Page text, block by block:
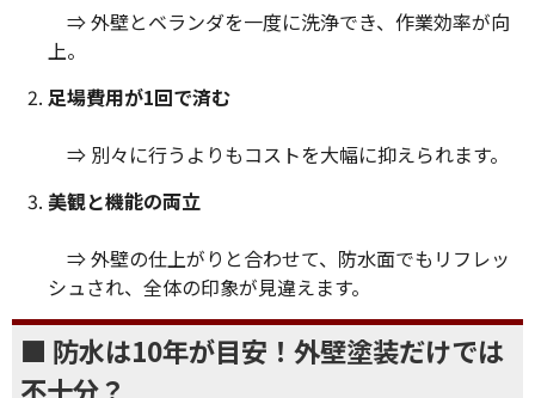
⇒ 外壁とベランダを一度に洗浄でき、作業効率が向
上。
足場費用が1回で済む
⇒ 別々に行うよりもコストを大幅に抑えられます。
美観と機能の両立
⇒ 外壁の仕上がりと合わせて、防水面でもリフレッ
シュされ、全体の印象が見違えます。
■ 防水は10年が目安！外壁塗装だけでは
不十分？